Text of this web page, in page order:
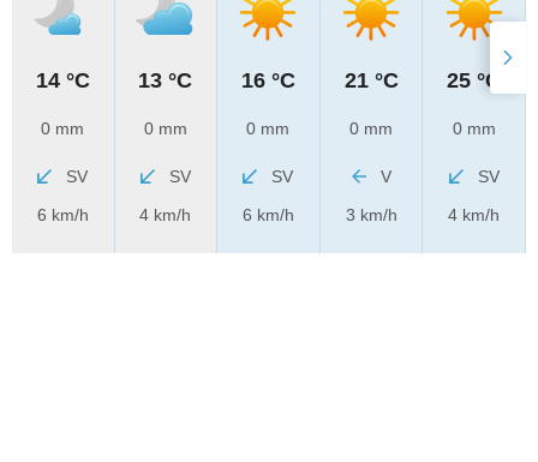
14 °C
0 mm
SV
6 km/h
13 °C
0 mm
SV
4 km/h
16 °C
0 mm
SV
6 km/h
21 °C
0 mm
V
3 km/h
25 °C
0 mm
SV
4 km/h